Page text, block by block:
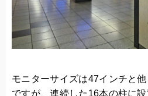
モニターサイズは47インチと